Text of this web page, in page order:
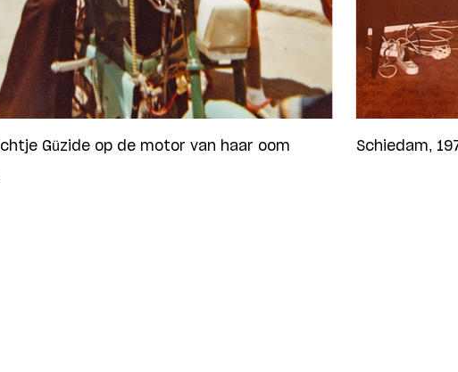
Güzide op de motor van haar oom
Schiedam,